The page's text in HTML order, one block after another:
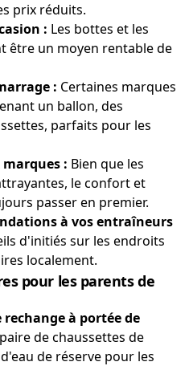
prix réduits.
: Les bottes et les
être un moyen rentable de
: Certaines marques
un ballon, des
parfaits pour les
: Bien que les
le confort et
passer en premier.
à vos entraîneurs
d'initiés sur les endroits
localement.
pour les parents de
rechange à portée de
de chaussettes de
de réserve pour les